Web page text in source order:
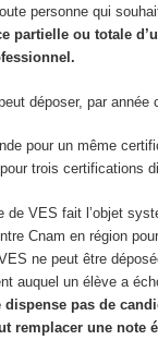
personne qui
partielle ou totale
déposer, par année
pour un même
trois certifications
de VES fait l’objet
Cnam en région
ne peut être
auquel un élève a
dispense pas de
remplacer une note